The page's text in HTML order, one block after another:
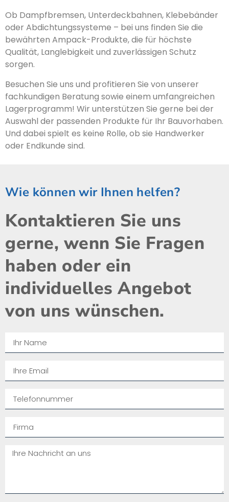
Ob Dampfbremsen, Unterdeckbahnen, Klebebänder
oder Abdichtungssysteme – bei uns finden Sie die
bewährten Ampack-Produkte, die für höchste
Qualität, Langlebigkeit und zuverlässigen Schutz
sorgen.
Besuchen Sie uns und profitieren Sie von unserer
fachkundigen Beratung sowie einem umfangreichen
Lagerprogramm! Wir unterstützen Sie gerne bei der
Auswahl der passenden Produkte für Ihr Bauvorhaben.
Und dabei spielt es keine Rolle, ob sie Handwerker
oder Endkunde sind.
Wie können wir Ihnen helfen?
Kontaktieren Sie uns
gerne, wenn Sie Fragen
haben oder ein
individuelles Angebot
von uns wünschen.​